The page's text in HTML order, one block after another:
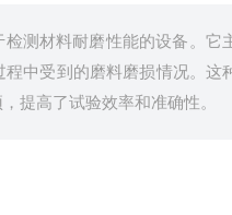
测材料耐磨性能的设备。
中受到的磨料磨损情况。
提高了试验效率和准确性。